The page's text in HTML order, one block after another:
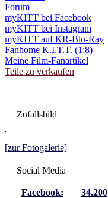
Forum
myKITT bei Facebook
myKITT bei Instagram
myKITT auf KR-Blu-Ray
Fanhome K.I.T.T. (1:8)
Meine Film-Fanartikel
Teile zu verkaufen
Zufallsbild
[zur Fotogalerie]
Social Media
Facebook:
34.200